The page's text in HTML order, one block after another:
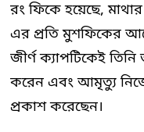
রং ফিকে হয়েছে,
এর প্রতি মুশফিকের
জীর্ণ ক্যাপটিকেই
করেন এবং আমৃত্যু
প্রকাশ করেছেন।